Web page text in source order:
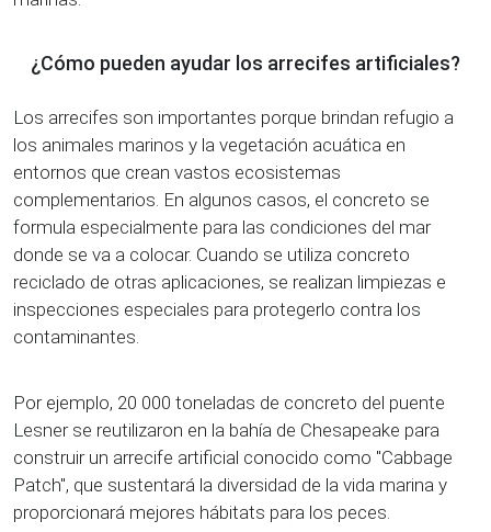
¿Cómo pueden ayudar los arrecifes artificiales?
Los arrecifes son importantes porque brindan refugio a
los animales marinos y la vegetación acuática en
entornos que crean vastos ecosistemas
complementarios. En algunos casos, el concreto se
formula especialmente para las condiciones del mar
donde se va a colocar. Cuando se utiliza concreto
reciclado de otras aplicaciones, se realizan limpiezas e
inspecciones especiales para protegerlo contra los
contaminantes.
Por ejemplo, 20 000 toneladas de concreto del puente
Lesner se reutilizaron en la bahía de Chesapeake para
construir un arrecife artificial conocido como "Cabbage
Patch", que sustentará la diversidad de la vida marina y
proporcionará mejores hábitats para los peces.